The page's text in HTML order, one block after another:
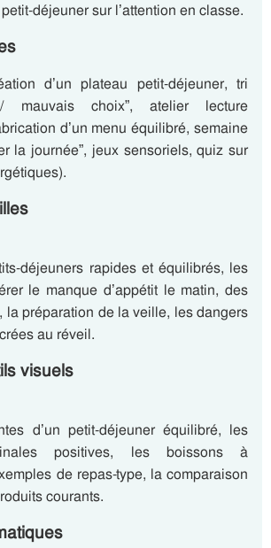
déjeuner sur l’attention en classe.
d’un plateau petit-déjeuner, tri
mauvais choix”, atelier lecture
d’un menu équilibré, semaine
la journée”, jeux sensoriels, quiz sur
déjeuners rapides et équilibrés, les
le manque d’appétit le matin, des
la préparation de la veille, les dangers
au réveil.
visuels
d’un petit-déjeuner équilibré, les
positives, les boissons à
de repas-type, la comparaison
courants.